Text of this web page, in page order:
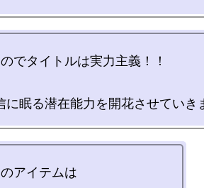
のでタイトルは実力主義！！
のアイテムは